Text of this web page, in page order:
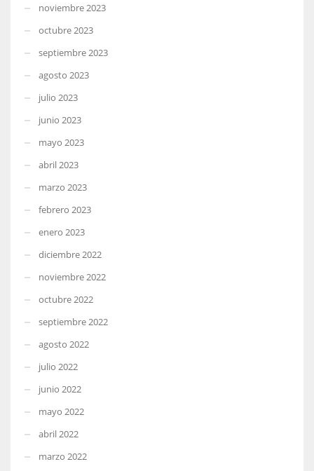
noviembre 2023
octubre 2023
septiembre 2023
agosto 2023
julio 2023
junio 2023
mayo 2023
abril 2023
marzo 2023
febrero 2023
enero 2023
diciembre 2022
noviembre 2022
octubre 2022
septiembre 2022
agosto 2022
julio 2022
junio 2022
mayo 2022
abril 2022
marzo 2022